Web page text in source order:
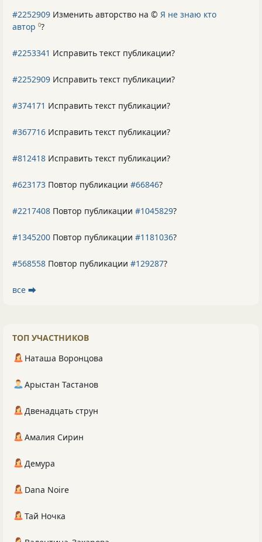
#2252909 Изменить авторство на © Я не знаю кто
автор 0?
#2253341 Исправить текст публикации?
#2252909 Исправить текст публикации?
#374171 Исправить текст публикации?
#367716 Исправить текст публикации?
#812418 Исправить текст публикации?
#623173 Повтор публикации #66846?
#2217408 Повтор публикации #1045829?
#1345200 Повтор публикации #1181036?
#568558 Повтор публикации #129287?
все ⮕
ТОП УЧАСТНИКОВ
Наташа Воронцова
Арыстан Тастанов
Двенадцать струн
Амалия Сирин
Демура
Dana Noire
Тай Ночка